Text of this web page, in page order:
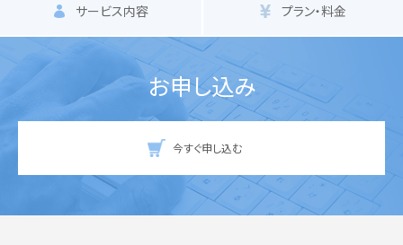
サービス内容 プラン・料金
お申し込み
今すぐ申し込む